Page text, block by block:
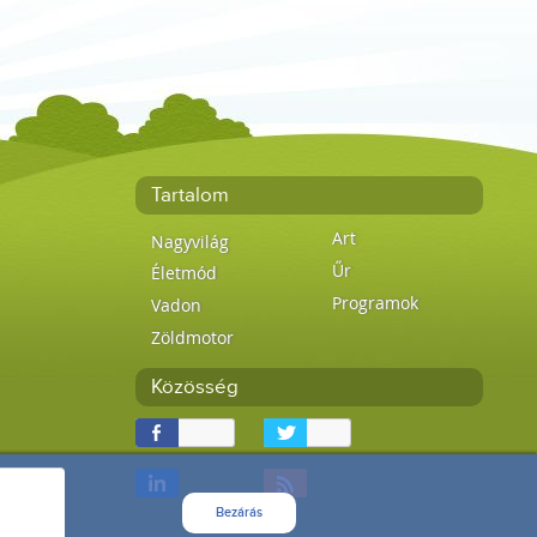
Bezárás
Tartalom
Nagyvilág
Életmód
Vadon
Zöldmotor
Art
Űr
Programok
Közösség